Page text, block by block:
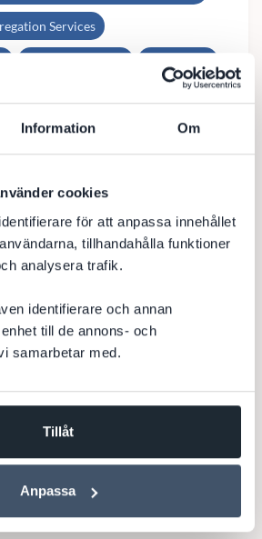
Information Om
cookies
för att anpassa innehållet
tillhandahålla funktioner
analysera trafik.
identifierare och annan
till de annons- och
samarbetar med.
Tillåt
Anpassa
Services
intranät och portal
SharePoint åt större säljbolag för
samt integration och...
Microsoft SQL Server
Reporting Services
Integration